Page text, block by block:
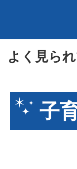
よく見ら
子